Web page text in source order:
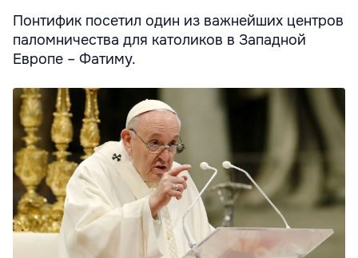
Понтифик посетил один из важнейших центров
паломничества для католиков в Западной
Европе – Фатиму.